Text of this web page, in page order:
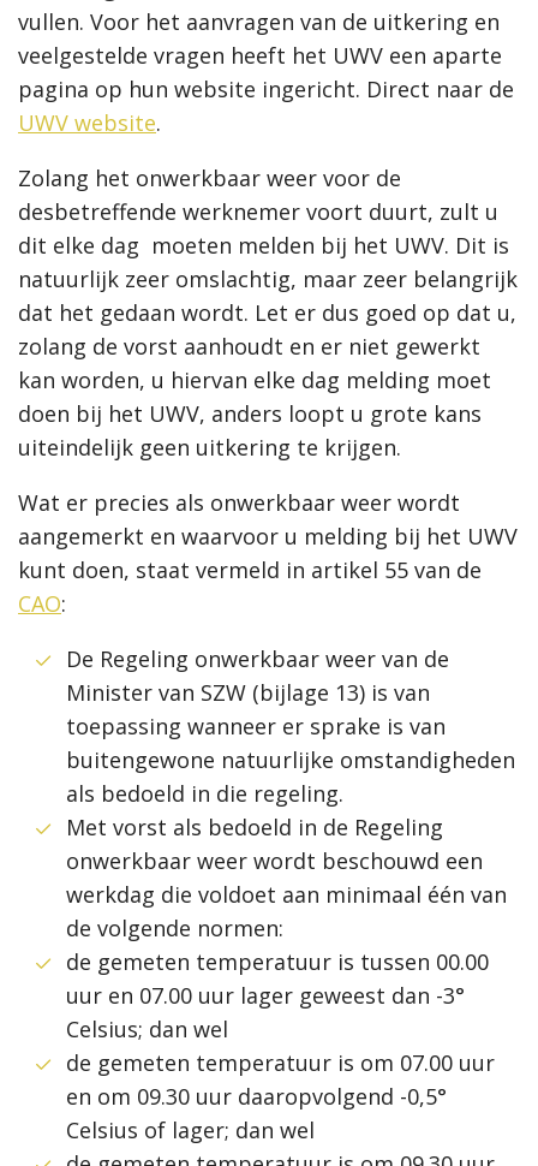
vullen. Voor het aanvragen van de uitkering en
veelgestelde vragen heeft het UWV een aparte
pagina op hun website ingericht. Direct naar de
UWV website.
Zolang het onwerkbaar weer voor de
desbetreffende werknemer voort duurt, zult u
dit elke dag moeten melden bij het UWV. Dit is
natuurlijk zeer omslachtig, maar zeer belangrijk
dat het gedaan wordt. Let er dus goed op dat u,
zolang de vorst aanhoudt en er niet gewerkt
kan worden, u hiervan elke dag melding moet
doen bij het UWV, anders loopt u grote kans
uiteindelijk geen uitkering te krijgen.
Wat er precies als onwerkbaar weer wordt
aangemerkt en waarvoor u melding bij het UWV
kunt doen, staat vermeld in artikel 55 van de
CAO:
De Regeling onwerkbaar weer van de
Minister van SZW (bijlage 13) is van
toepassing wanneer er sprake is van
buitengewone natuurlijke omstandigheden
als bedoeld in die regeling.
Met vorst als bedoeld in de Regeling
onwerkbaar weer wordt beschouwd een
werkdag die voldoet aan minimaal één van
de volgende normen:
de gemeten temperatuur is tussen 00.00
uur en 07.00 uur lager geweest dan -3°
Celsius; dan wel
de gemeten temperatuur is om 07.00 uur
en om 09.30 uur daaropvolgend -0,5°
Celsius of lager; dan wel